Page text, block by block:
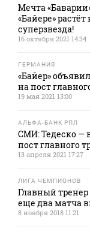
Мечта
«Байере»
суперзвезда!
16 октября 2021 14:34
ГЕРМАНИЯ
«Байер»
на пост
19 мая 2021 13:00
АЛЬФА-БАНК РПЛ
СМИ: Тедеско —
пост главного
13 апреля 2021 17:27
ЛИГА ЧЕМПИОНОВ
Главный тренер
еще два матча
8 ноября 2018 11:21